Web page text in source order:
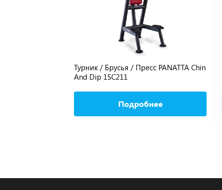
Турник / Брусья / Пресс PANATTA Chin
And Dip 1SC211
Подробнее